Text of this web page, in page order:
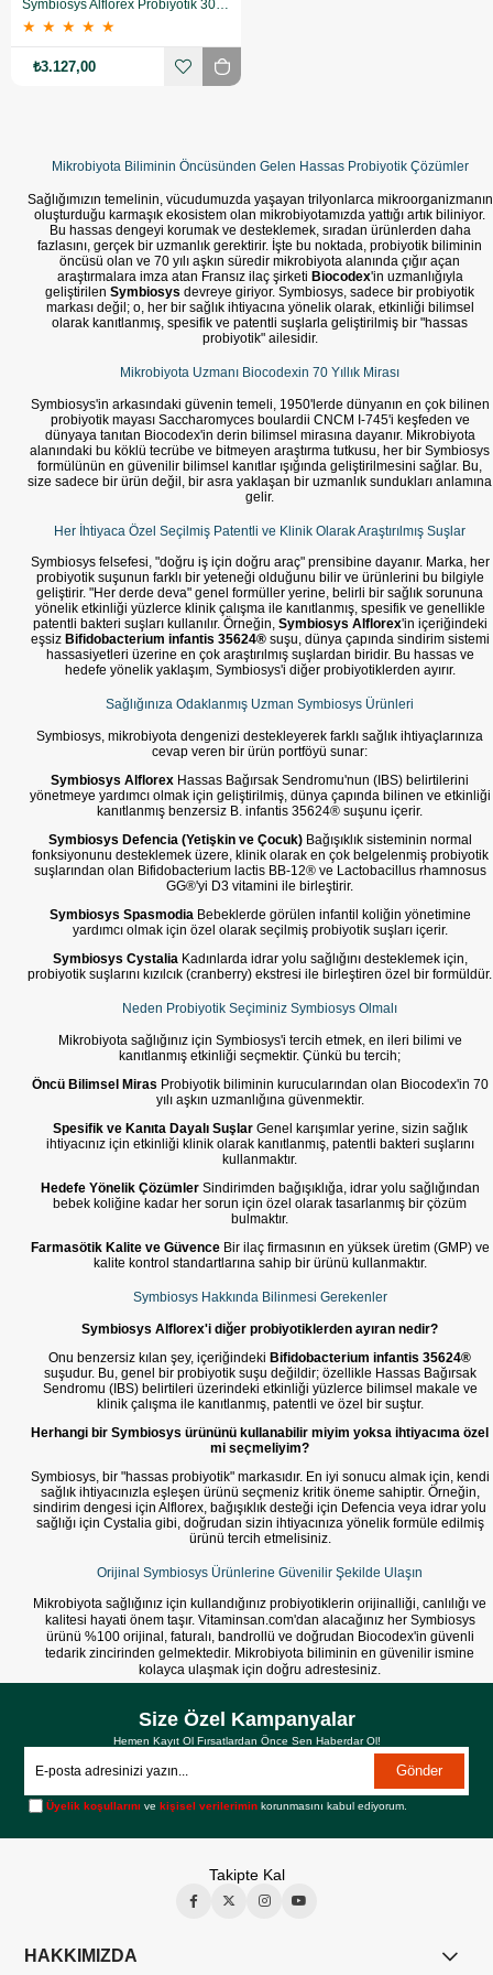
Symbiosys Alflorex Probiyotik 30 Kapsül 5'li (MF-173638-5)
★ ★ ★ ★ ★
₺3.127,00
Mikrobiyota Biliminin Öncüsünden Gelen Hassas Probiyotik Çözümler
Sağlığımızın temelinin, vücudumuzda yaşayan trilyonlarca mikroorganizmanın
oluşturduğu karmaşık ekosistem olan mikrobiyotamızda yattığı artık biliniyor.
Bu hassas dengeyi korumak ve desteklemek, sıradan ürünlerden daha
fazlasını, gerçek bir uzmanlık gerektirir. İşte bu noktada, probiyotik biliminin
öncüsü olan ve 70 yılı aşkın süredir mikrobiyota alanında çığır açan
araştırmalara imza atan Fransız ilaç şirketi Biocodex'in uzmanlığıyla
geliştirilen Symbiosys devreye giriyor. Symbiosys, sadece bir probiyotik
markası değil; o, her bir sağlık ihtiyacına yönelik olarak, etkinliği bilimsel
olarak kanıtlanmış, spesifik ve patentli suşlarla geliştirilmiş bir "hassas
probiyotik" ailesidir.
Mikrobiyota Uzmanı Biocodexin 70 Yıllık Mirası
Symbiosys'in arkasındaki güvenin temeli, 1950'lerde dünyanın en çok bilinen
probiyotik mayası Saccharomyces boulardii CNCM I-745'i keşfeden ve
dünyaya tanıtan Biocodex'in derin bilimsel mirasına dayanır. Mikrobiyota
alanındaki bu köklü tecrübe ve bitmeyen araştırma tutkusu, her bir Symbiosys
formülünün en güvenilir bilimsel kanıtlar ışığında geliştirilmesini sağlar. Bu,
size sadece bir ürün değil, bir asra yaklaşan bir uzmanlık sundukları anlamına
gelir.
Her İhtiyaca Özel Seçilmiş Patentli ve Klinik Olarak Araştırılmış Suşlar
Symbiosys felsefesi, "doğru iş için doğru araç" prensibine dayanır. Marka, her
probiyotik suşunun farklı bir yeteneği olduğunu bilir ve ürünlerini bu bilgiyle
geliştirir. "Her derde deva" genel formüller yerine, belirli bir sağlık sorununa
yönelik etkinliği yüzlerce klinik çalışma ile kanıtlanmış, spesifik ve genellikle
patentli bakteri suşları kullanılır. Örneğin, Symbiosys Alflorex'in içeriğindeki
eşsiz Bifidobacterium infantis 35624®suşu, dünya çapında sindirim sistemi
hassasiyetleri üzerine en çok araştırılmış suşlardan biridir. Bu hassas ve
hedefe yönelik yaklaşım, Symbiosys'i diğer probiyotiklerden ayırır.
Sağlığınıza Odaklanmış Uzman Symbiosys Ürünleri
Symbiosys, mikrobiyota dengenizi destekleyerek farklı sağlık ihtiyaçlarınıza
cevap veren bir ürün portföyü sunar:
Symbiosys Alflorex Hassas Bağırsak Sendromu'nun (IBS) belirtilerini
yönetmeye yardımcı olmak için geliştirilmiş, dünya çapında bilinen ve etkinliği
kanıtlanmış benzersiz B. infantis 35624® suşunu içerir.
Symbiosys Defencia (Yetişkin ve Çocuk)Bağışıklık sisteminin normal
fonksiyonunu desteklemek üzere, klinik olarak en çok belgelenmiş probiyotik
suşlarından olan Bifidobacterium lactis BB-12® ve Lactobacillus rhamnosus
GG®'yi D3 vitamini ile birleştirir.
Symbiosys SpasmodiaBebeklerde görülen infantil koliğin yönetimine
yardımcı olmak için özel olarak seçilmiş probiyotik suşları içerir.
Symbiosys CystaliaKadınlarda idrar yolu sağlığını desteklemek için,
probiyotik suşlarını kızılcık (cranberry) ekstresi ile birleştiren özel bir formüldür.
Neden Probiyotik Seçiminiz Symbiosys Olmalı
Mikrobiyota sağlığınız için Symbiosys'i tercih etmek, en ileri bilimi ve
kanıtlanmış etkinliği seçmektir. Çünkü bu tercih;
Öncü Bilimsel Miras Probiyotik biliminin kurucularından olan Biocodex'in 70
yılı aşkın uzmanlığına güvenmektir.
Spesifik ve Kanıta Dayalı SuşlarGenel karışımlar yerine, sizin sağlık
ihtiyacınız için etkinliği klinik olarak kanıtlanmış, patentli bakteri suşlarını
kullanmaktır.
Hedefe Yönelik ÇözümlerSindirimden bağışıklığa, idrar yolu sağlığından
bebek koliğine kadar her sorun için özel olarak tasarlanmış bir çözüm
bulmaktır.
Farmasötik Kalite ve GüvenceBir ilaç firmasının en yüksek üretim (GMP) ve
kalite kontrol standartlarına sahip bir ürünü kullanmaktır.
Symbiosys Hakkında Bilinmesi Gerekenler
Symbiosys Alflorex'i diğer probiyotiklerden ayıran nedir?
Onu benzersiz kılan şey, içeriğindeki Bifidobacterium infantis 35624®
suşudur. Bu, genel bir probiyotik suşu değildir; özellikle Hassas Bağırsak
Sendromu (IBS) belirtileri üzerindeki etkinliği yüzlerce bilimsel makale ve
klinik çalışma ile kanıtlanmış, patentli ve özel bir suştur.
Herhangi bir Symbiosys ürününü kullanabilir miyim yoksa ihtiyacıma özel
mi seçmeliyim?
Symbiosys, bir "hassas probiyotik" markasıdır. En iyi sonucu almak için, kendi
sağlık ihtiyacınızla eşleşen ürünü seçmeniz kritik öneme sahiptir. Örneğin,
sindirim dengesi için Alflorex, bağışıklık desteği için Defencia veya idrar yolu
sağlığı için Cystalia gibi, doğrudan sizin ihtiyacınıza yönelik formüle edilmiş
ürünü tercih etmelisiniz.
Orijinal Symbiosys Ürünlerine Güvenilir Şekilde Ulaşın
Mikrobiyota sağlığınız için kullandığınız probiyotiklerin orijinalliği, canlılığı ve
kalitesi hayati önem taşır. Vitaminsan.com'dan alacağınız her Symbiosys
ürünü %100 orijinal, faturalı, bandrollü ve doğrudan Biocodex'in güvenli
tedarik zincirinden gelmektedir. Mikrobiyota biliminin en güvenilir ismine
kolayca ulaşmak için doğru adrestesiniz.
Size Özel Kampanyalar
Hemen Kayıt Ol Fırsatlardan Önce Sen Haberdar Ol!
Gönder
Üyelik koşullarını vekişisel verilerimin korunmasını kabul ediyorum.
Takipte Kal
HAKKIMIZDA